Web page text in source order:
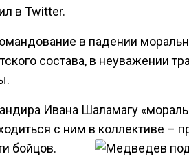
в Twitter.
в падении
состава, в неуважении
Ивана Шаламагу
с ним в коллективе –
бойцов.